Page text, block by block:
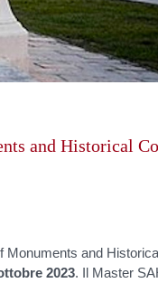
and Historical
Monuments and
2023. Il Master